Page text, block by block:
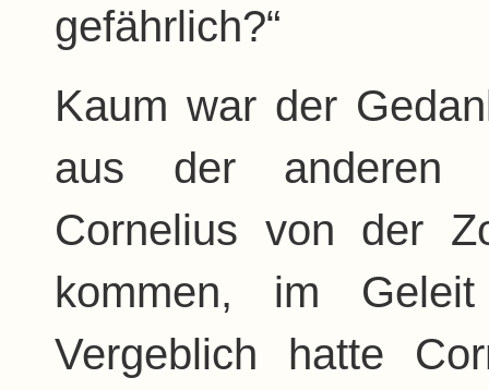
gefährlich?“
Kaum war der
aus der anderen
Cornelius von der
kommen, im
Vergeblich hatte